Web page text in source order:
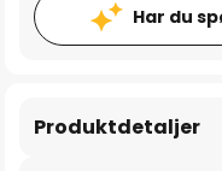
Har du
Produktdetaljer